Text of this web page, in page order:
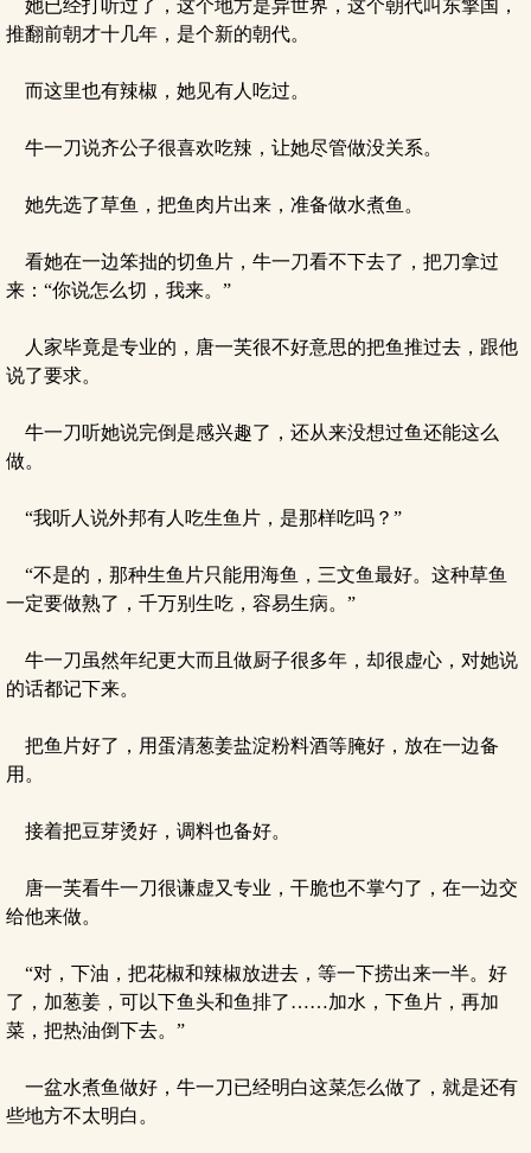
她已经打听过了，这个地方是异世界，这个朝代叫东擎国，
推翻前朝才十几年，是个新的朝代。
而这里也有辣椒，她见有人吃过。
牛一刀说齐公子很喜欢吃辣，让她尽管做没关系。
她先选了草鱼，把鱼肉片出来，准备做水煮鱼。
看她在一边笨拙的切鱼片，牛一刀看不下去了，把刀拿过
来：“你说怎么切，我来。”
人家毕竟是专业的，唐一芙很不好意思的把鱼推过去，跟他
说了要求。
牛一刀听她说完倒是感兴趣了，还从来没想过鱼还能这么
做。
“我听人说外邦有人吃生鱼片，是那样吃吗？”
“不是的，那种生鱼片只能用海鱼，三文鱼最好。这种草鱼
一定要做熟了，千万别生吃，容易生病。”
牛一刀虽然年纪更大而且做厨子很多年，却很虚心，对她说
的话都记下来。
把鱼片好了，用蛋清葱姜盐淀粉料酒等腌好，放在一边备
用。
接着把豆芽烫好，调料也备好。
唐一芙看牛一刀很谦虚又专业，干脆也不掌勺了，在一边交
给他来做。
“对，下油，把花椒和辣椒放进去，等一下捞出来一半。好
了，加葱姜，可以下鱼头和鱼排了……加水，下鱼片，再加
菜，把热油倒下去。”
一盆水煮鱼做好，牛一刀已经明白这菜怎么做了，就是还有
些地方不太明白。